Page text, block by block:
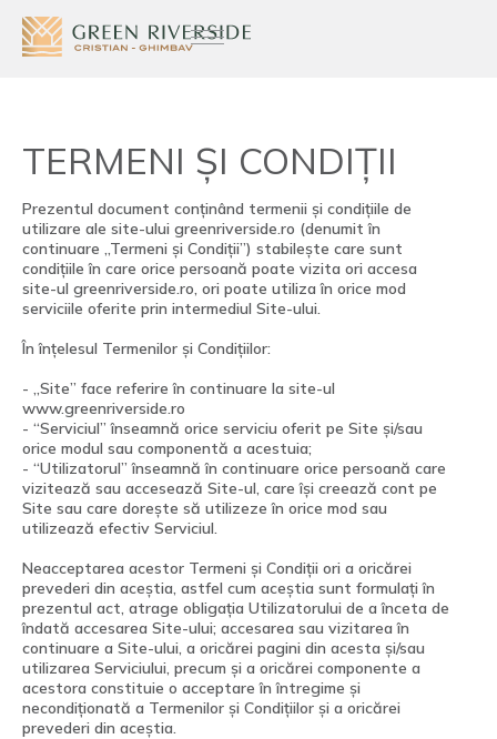
TERMENI ȘI CONDIȚII
Prezentul document conținând termenii și condițiile de
utilizare ale site-ului greenriverside.ro (denumit în
continuare „Termeni și Condiții”) stabilește care sunt
condițiile în care orice persoană poate vizita ori accesa
site-ul greenriverside.ro, ori poate utiliza în orice mod
serviciile oferite prin intermediul Site-ului.
În înțelesul Termenilor și Condițiilor:
- „Site” face referire în continuare la site-ul
www.greenriverside.ro
- “Serviciul” înseamnă orice serviciu oferit pe Site și/sau
orice modul sau componentă a acestuia;
- “Utilizatorul” înseamnă în continuare orice persoană care
vizitează sau accesează Site-ul, care își creează cont pe
Site sau care dorește să utilizeze în orice mod sau
utilizează efectiv Serviciul.
Neacceptarea acestor Termeni și Condiții ori a oricărei
prevederi din aceștia, astfel cum aceștia sunt formulați în
prezentul act, atrage obligația Utilizatorului de a înceta de
îndată accesarea Site-ului; accesarea sau vizitarea în
continuare a Site-ului, a oricărei pagini din acesta și/sau
utilizarea Serviciului, precum și a oricărei componente a
acestora constituie o acceptare în întregime și
necondiționată a Termenilor și Condițiilor și a oricărei
prevederi din aceștia.